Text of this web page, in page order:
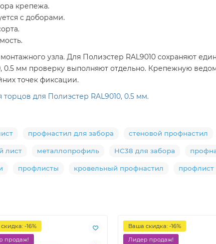
крепежа.
с доборами.
узла. Для Полиэстер RAL9010 сохраняют
0.5 мм проверку выполняют отдельно. Крепежную
точек фиксации.
для Полиэстер RAL9010, 0.5 мм.
профнастил для забора стеновой профнастил
лист металлопрофиль НС38 для забора
профлисты кровельный профнастил профлист
-16%
продаж!
Ваша скидка: -16%
Лидер продаж!